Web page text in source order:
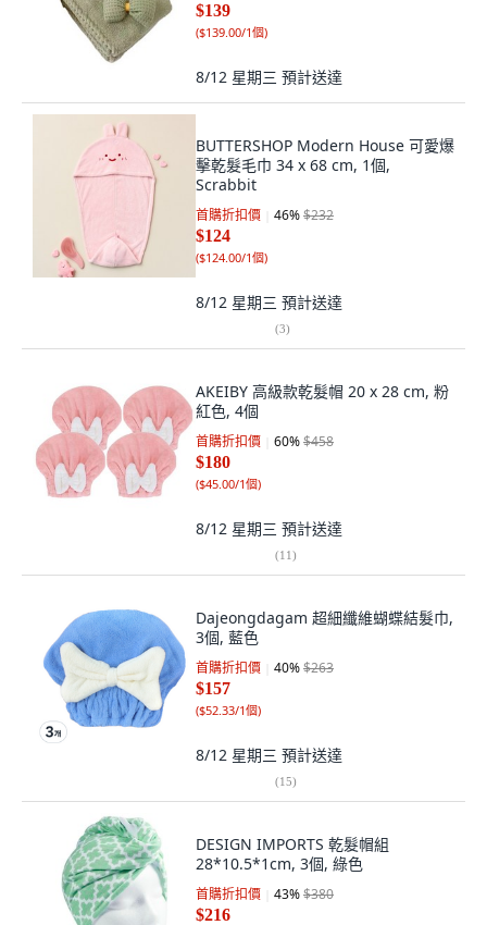
$139
($139.00/1個)
8/12 星期三 預計送達
BUTTERSHOP Modern House 可愛爆
擊乾髮毛巾 34 x 68 cm, 1個,
Scrabbit
首購折扣價 46%$232
$124
($124.00/1個)
8/12 星期三 預計送達
(3)
AKEIBY 高級款乾髮帽 20 x 28 cm, 粉
紅色, 4個
首購折扣價 60%$458
$180
($45.00/1個)
8/12 星期三 預計送達
(11)
Dajeongdagam 超細纖維蝴蝶結髮巾,
3個, 藍色
首購折扣價 40%$263
$157
($52.33/1個)
8/12 星期三 預計送達
(15)
DESIGN IMPORTS 乾髮帽組
28*10.5*1cm, 3個, 綠色
首購折扣價 43%$380
$216